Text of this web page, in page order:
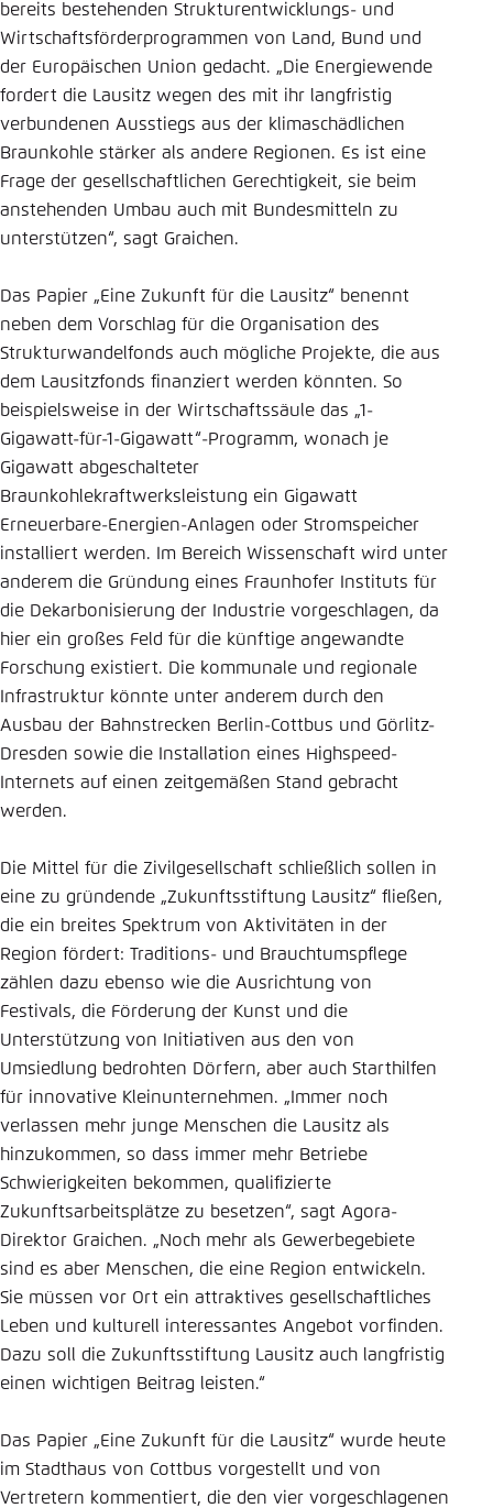
bereits bestehenden Strukturentwicklungs- und
Wirtschaftsförderprogrammen von Land, Bund und
der Europäischen Union gedacht. „Die Energiewende
fordert die Lausitz wegen des mit ihr langfristig
verbundenen Ausstiegs aus der klimaschädlichen
Braunkohle stärker als andere Regionen. Es ist eine
Frage der gesellschaftlichen Gerechtigkeit, sie beim
anstehenden Umbau auch mit Bundesmitteln zu
unterstützen“, sagt Graichen.
Das Papier „Eine Zukunft für die Lausitz“ benennt
neben dem Vorschlag für die Organisation des
Strukturwandelfonds auch mögliche Projekte, die aus
dem Lausitzfonds finanziert werden könnten. So
beispielsweise in der Wirtschaftssäule das „1-
Gigawatt-für-1-Gigawatt“-Programm, wonach je
Gigawatt abgeschalteter
Braunkohlekraftwerksleistung ein Gigawatt
Erneuerbare-Energien-Anlagen oder Stromspeicher
installiert werden. Im Bereich Wissenschaft wird unter
anderem die Gründung eines Fraunhofer Instituts für
die Dekarbonisierung der Industrie vorgeschlagen, da
hier ein großes Feld für die künftige angewandte
Forschung existiert. Die kommunale und regionale
Infrastruktur könnte unter anderem durch den
Ausbau der Bahnstrecken Berlin-Cottbus und Görlitz-
Dresden sowie die Installation eines Highspeed-
Internets auf einen zeitgemäßen Stand gebracht
werden.
Die Mittel für die Zivilgesellschaft schließlich sollen in
eine zu gründende „Zukunftsstiftung Lausitz“ fließen,
die ein breites Spektrum von Aktivitäten in der
Region fördert: Traditions- und Brauchtumspflege
zählen dazu ebenso wie die Ausrichtung von
Festivals, die Förderung der Kunst und die
Unterstützung von Initiativen aus den von
Umsiedlung bedrohten Dörfern, aber auch Starthilfen
für innovative Kleinunternehmen. „Immer noch
verlassen mehr junge Menschen die Lausitz als
hinzukommen, so dass immer mehr Betriebe
Schwierigkeiten bekommen, qualifizierte
Zukunftsarbeitsplätze zu besetzen“, sagt Agora-
Direktor Graichen. „Noch mehr als Gewerbegebiete
sind es aber Menschen, die eine Region entwickeln.
Sie müssen vor Ort ein attraktives gesellschaftliches
Leben und kulturell interessantes Angebot vorfinden.
Dazu soll die Zukunftsstiftung Lausitz auch langfristig
einen wichtigen Beitrag leisten.“
Das Papier „Eine Zukunft für die Lausitz“ wurde heute
im Stadthaus von Cottbus vorgestellt und von
Vertretern kommentiert, die den vier vorgeschlagenen